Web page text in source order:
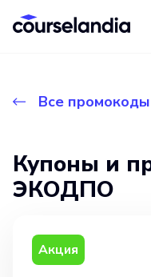
Все
Купоны и
ЭКОДПО
Акция